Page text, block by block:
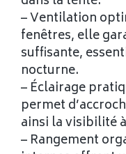
– Ventilation
fenêtres, elle
suffisante,
nocturne.
– Éclairage
permet
ainsi la visibilité
– Rangement